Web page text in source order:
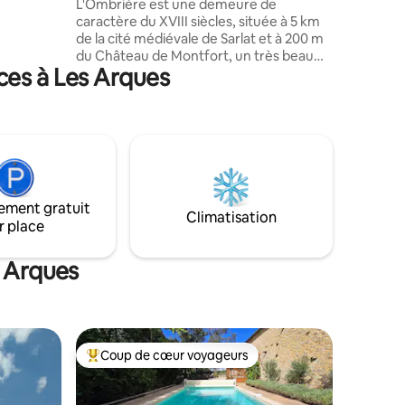
L'Ombrière est une demeure de
caractère du XVIII siècles, située à 5 km
de la cité médiévale de Sarlat et à 200 m
du Château de Montfort, un très beau
village dans la vallée de la Dordogne. Vue
magnifique sur la vallée de la dordogne.
raffinement, chacune avec salle de bain
et WC privé. Les chambres sous les toits
sont climatisées.
à Les Arques
gratuit
place
Climatisation
plus aimésCoup de cœur voyageurs parmi les plus aimés
Coup de cœur voyageurs